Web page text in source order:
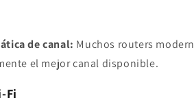
de canal: Muchos routers
el mejor canal disponible.
Fi